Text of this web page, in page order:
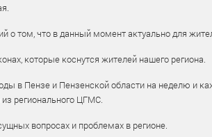
том, что в данный момент актуально для
которые коснутся жителей нашего региона.
в Пензе и Пензенской области на неделю и
регионального ЦГМС.
вопросах и проблемах в регионе.